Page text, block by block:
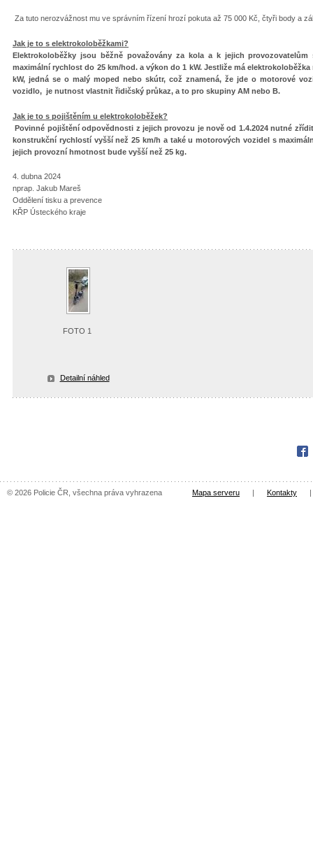
Za tuto nerozvážnost mu ve správním řízení hrozí pokuta až 75 000 Kč, čtyři body a
Jak je to s elektrokoloběžkami?
Elektrokoloběžky jsou běžně považovány za kola a k jejich
maximální rychlost do 25 km/hod. a výkon do 1 kW. Jestliže má
kW, jedná se o malý moped nebo skútr, což znamená, že jde o motorové
vozidlo, je nutnost vlastnit řidičský průkaz, a to pro skupiny AM nebo B.
Jak je to s pojištěním u elektrokoloběžek?
Povinné pojištění odpovědnosti z jejich provozu je nově od 1.4.2024 nutné
konstrukční rychlostí vyšší než 25 km/h a také u motorových vozidel s
jejich provozní hmotnost bude vyšší než 25 kg.
4. dubna 2024
nprap. Jakub Mareš
Oddělení tisku a prevence
KŘP Ústeckého kraje
FOTO 1
Detailní náhled
© 2026 Policie ČR, všechna práva vyhrazena Mapa serveru | Kontakty |